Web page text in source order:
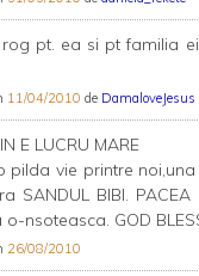
pt. ea si pt familia
11/04/2010 de DamaloveJesus
E LUCRU MARE
pilda vie printre
SANDUL BIBI.
nsoteasca. GOD
26/08/2010